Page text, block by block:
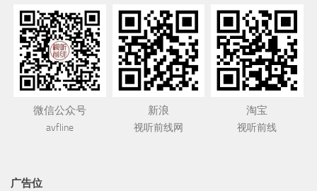
微信公众号
avfline
新浪
视听前线网
淘宝
视听前线
广告位